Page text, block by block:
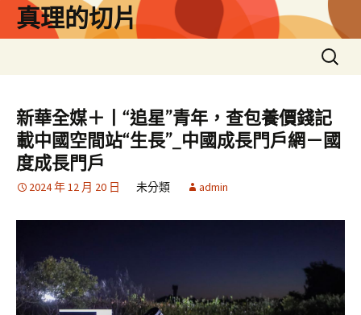
真理的切片
搜
尋
鍵
字:
新華全媒＋丨“追星”青年，查包養價錢記
載中國空間站“生長”_中國成長門戶網－國
度成長門戶
2024 年 12 月 20 日 未分類 admin